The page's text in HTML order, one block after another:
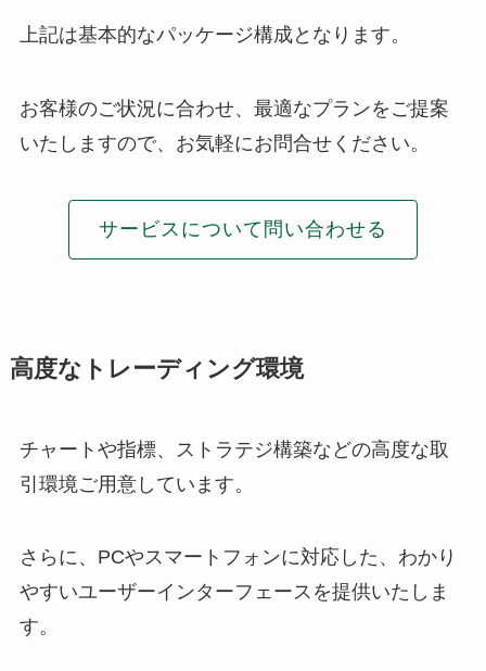
上記は基本的なパッケージ構成となります。
お客様のご状況に合わせ、最適なプランをご提案
いたしますので、お気軽にお問合せください。
サービスについて問い合わせる
高度なトレーディング環境
チャートや指標、ストラテジ構築などの高度な取
引環境ご用意しています。
さらに、PCやスマートフォンに対応した、わかり
やすいユーザーインターフェースを提供いたしま
す。